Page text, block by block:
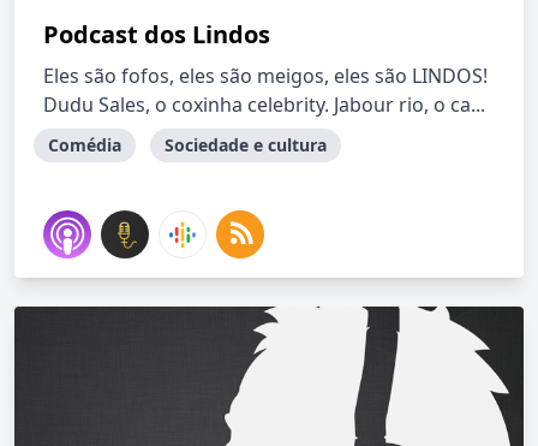
Podcast dos Lindos
Eles são fofos, eles são meigos, eles são LINDOS!
Dudu Sales, o coxinha celebrity. Jabour rio, o ca...
Comédia Sociedade e cultura